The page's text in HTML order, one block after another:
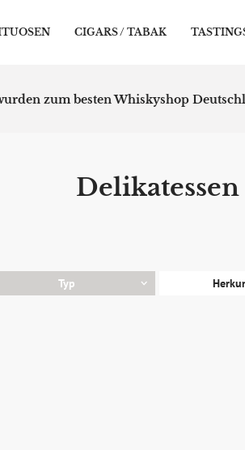
CIGARS / TABAK
zum besten Whiskyshop
Delikatessen
Typ